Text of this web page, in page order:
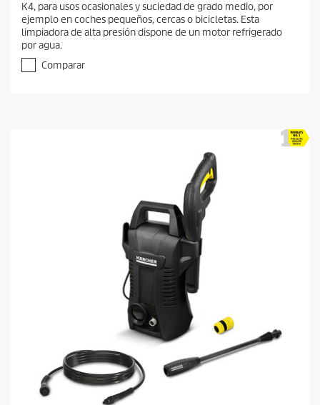
K4, para usos ocasionales y suciedad de grado medio, por
ejemplo en coches pequeños, cercas o bicicletas. Esta
limpiadora de alta presión dispone de un motor refrigerado
por agua.
Comparar